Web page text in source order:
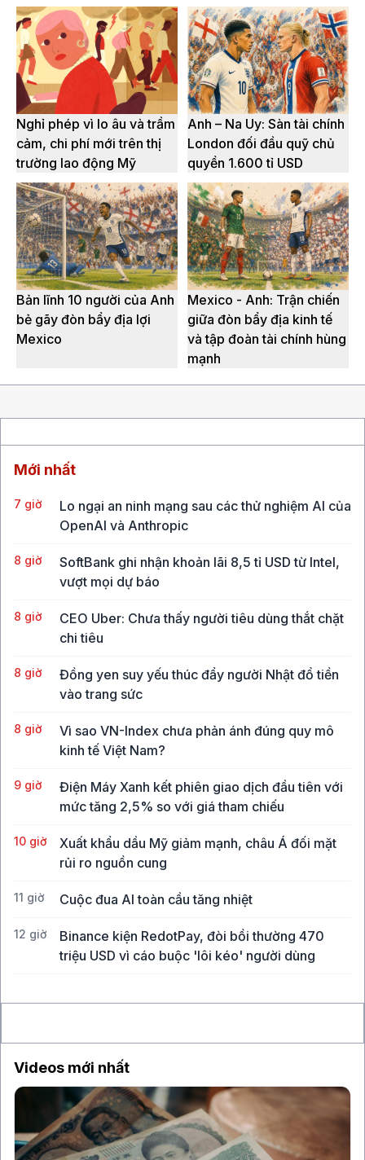
Nghỉ phép vì lo âu và trầm
cảm, chi phí mới trên thị
trường lao động Mỹ
Anh – Na Uy: Sàn tài chính
London đối đầu quỹ chủ
quyền 1.600 tỉ USD
Bản lĩnh 10 người của Anh
bẻ gãy đòn bẩy địa lợi
Mexico
Mexico - Anh: Trận chiến
giữa đòn bẩy địa kinh tế
và tập đoàn tài chính hùng
mạnh
Mới nhất
7 giờ
Lo ngại an ninh mạng sau các thử nghiệm AI của
OpenAI và Anthropic
8 giờ
SoftBank ghi nhận khoản lãi 8,5 tỉ USD từ Intel,
vượt mọi dự báo
8 giờ
CEO Uber: Chưa thấy người tiêu dùng thắt chặt
chi tiêu
8 giờ
Đồng yen suy yếu thúc đẩy người Nhật đổ tiền
vào trang sức
8 giờ
Vì sao VN-Index chưa phản ánh đúng quy mô
kinh tế Việt Nam?
9 giờ
Điện Máy Xanh kết phiên giao dịch đầu tiên với
mức tăng 2,5% so với giá tham chiếu
10 giờ
Xuất khẩu dầu Mỹ giảm mạnh, châu Á đối mặt
rủi ro nguồn cung
11 giờ Cuộc đua AI toàn cầu tăng nhiệt
12 giờ
Binance kiện RedotPay, đòi bồi thường 470
triệu USD vì cáo buộc 'lôi kéo' người dùng
Videos mới nhất